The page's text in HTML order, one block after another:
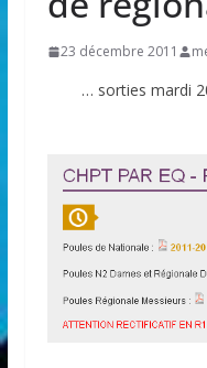
23 décembre 2011
… sorties mardi